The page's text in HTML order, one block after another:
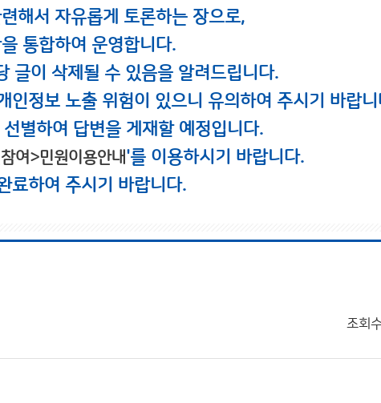
해서 자유롭게 토론하는 장으로,
통합하여 운영합니다.
글이 삭제될 수 있음을 알려드립니다.
정보 노출 위험이 있으니 유의하여 주시기 바랍니
별하여 답변을 게재할 예정입니다.
여>민원이용안내'를 이용하시기 바랍니다.
료하여 주시기 바랍니다.
조회